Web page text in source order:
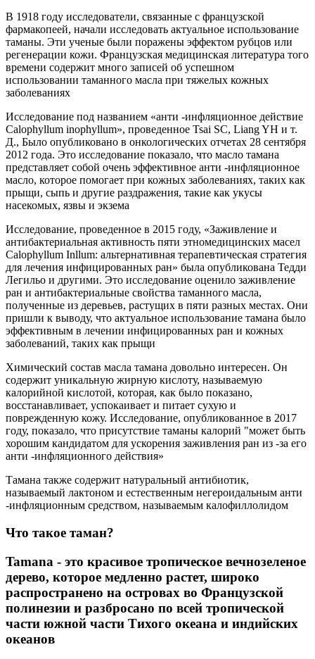
В 1918 году исследователи, связанные с французской
фармакопеей, начали исследовать актуальное использование
таманы. Эти ученые были поражены эффектом рубцов или
регенерации кожи. Французская медицинская литература того
времени содержит много записей об успешном
использовании таманного масла при тяжелых кожных
заболеваниях
Исследование под названием «анти -инфляционное действие
Calophyllum inophyllum», проведенное Tsai SC, Liang YH и т.
Д., Было опубликовано в онкологических отчетах 28 сентября
2012 года. Это исследование показало, что масло тамана
представляет собой очень эффективное анти -инфляционное
масло, которое помогает при кожных заболеваниях, таких как
прыщи, сыпь и другие раздражения, такие как укусы
насекомых, язвы и экзема
Исследование, проведенное в 2015 году, «Заживление и
антибактериальная активность пяти этномедицинских масел
Calophyllum Inllum: альтернативная терапевтическая стратегия
для лечения инфицированных ран» была опубликована Тедди
Легильо и другими. Это исследование оценило заживление
ран и антибактериальные свойства таманного масла,
полученные из деревьев, растущих в пяти разных местах. Они
пришли к выводу, что актуальное использование тамана было
эффективным в лечении инфицированных ран и кожных
заболеваний, таких как прыщи
Химический состав масла тамана довольно интересен. Он
содержит уникальную жирную кислоту, называемую
калорийной кислотой, которая, как было показано,
восстанавливает, успокаивает и питает сухую и
поврежденную кожу. Исследование, опубликованное в 2017
году, показало, что присутствие таманы калорий "может быть
хорошим кандидатом для ускорения заживления ран из -за его
анти -инфляционного действия»
Тамана также содержит натуральный антибиотик,
называемый лактоном и естественным негероидальным анти
-инфляционным средством, называемым калофиллолидом
Что такое таман?
Tamana - это красивое тропическое вечнозеленое
дерево, которое медленно растет, широко
распространено на островах во Французской
полинезии и разбросано по всей тропической
части южной части Тихого океана и индийских
океанов